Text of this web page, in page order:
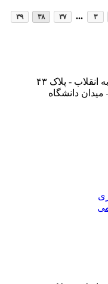
... ۳۷ ۳۸
۳۹
- پلاک ۴۳
دانشگاه